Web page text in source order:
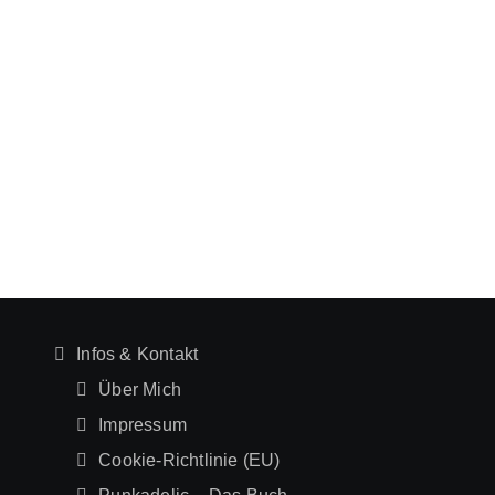
Infos & Kontakt
Über Mich
Impressum
Cookie-Richtlinie (EU)